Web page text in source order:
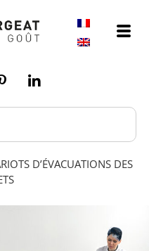
D’ÉVACUATIONS DES